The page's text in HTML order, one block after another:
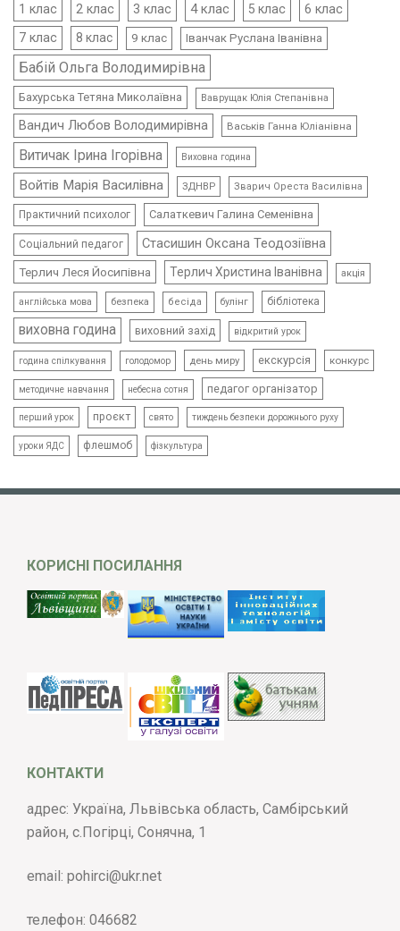
1 клас 2 клас 3 клас 4 клас 5 клас 6 клас
7 клас 8 клас 9 клас Іванчак Руслана Іванівна
Бабій Ольга Володимирівна
Бахурська Тетяна Миколаївна Ваврущак Юлія Степанівна
Вандич Любов Володимирівна Васьків Ганна Юліанівна
Витичак Ірина Ігорівна Виховна година
Войтів Марія Василівна ЗДНВР Зварич Ореста Василівна
Практичний психолог Салаткевич Галина Семенівна
Соціальний педагог Стасишин Оксана Теодозіївна
Терлич Леся Йосипівна Терлич Христина Іванівна акція
англійська мова безпека бесіда булінг бібліотека
виховна година виховний захід відкритий урок
година спілкування голодомор день миру екскурсія конкурс
методичне навчання небесна сотня педагог організатор
перший урок проєкт свято тиждень безпеки дорожнього руху
уроки ЯДС флешмоб фізкультура
КОРИСНІ ПОСИЛАННЯ
КОНТАКТИ
адрес: Україна, Львівська область, Самбірський
район, с.Погірці, Сонячна, 1
email: pohirci@ukr.net
телефон: 046682